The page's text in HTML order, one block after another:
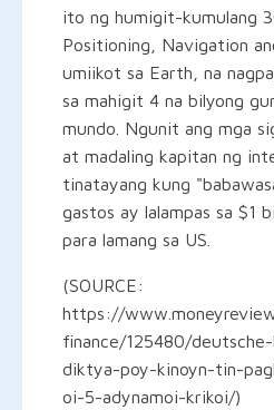
ito ng humigit-kumulang
Positioning, Navigation
umiikot sa Earth, na
sa mahigit 4 na bilyong
mundo. Ngunit ang mga
at madaling kapitan ng
tinatayang kung
gastos ay lalampas sa $1
para lamang sa US.
(SOURCE:
https://
finance/125480/
diktya-poy-kinoyn-tin-
oi-5-adynamoi-krikoi/)